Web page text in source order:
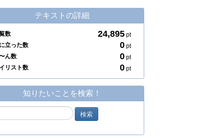
テキストの詳細
数 24,895 pt
立った数
0 pt
ん数
0 pt
リスト数
0 pt
知りたいことを検索！